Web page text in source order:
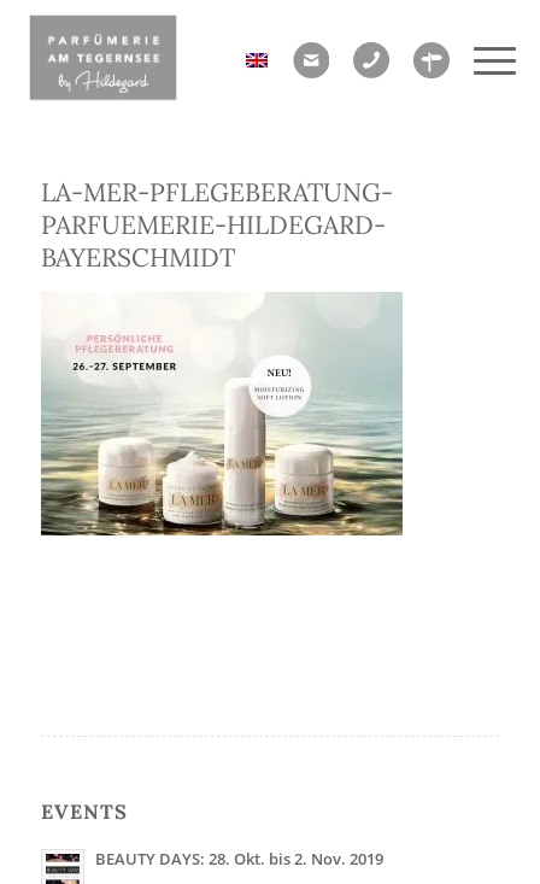
LA-MER-PFLEGEBERATUNG-
PARFUEMERIE-HILDEGARD-
BAYERSCHMIDT
EVENTS
BEAUTY DAYS: 28. Okt. bis 2. Nov. 2019